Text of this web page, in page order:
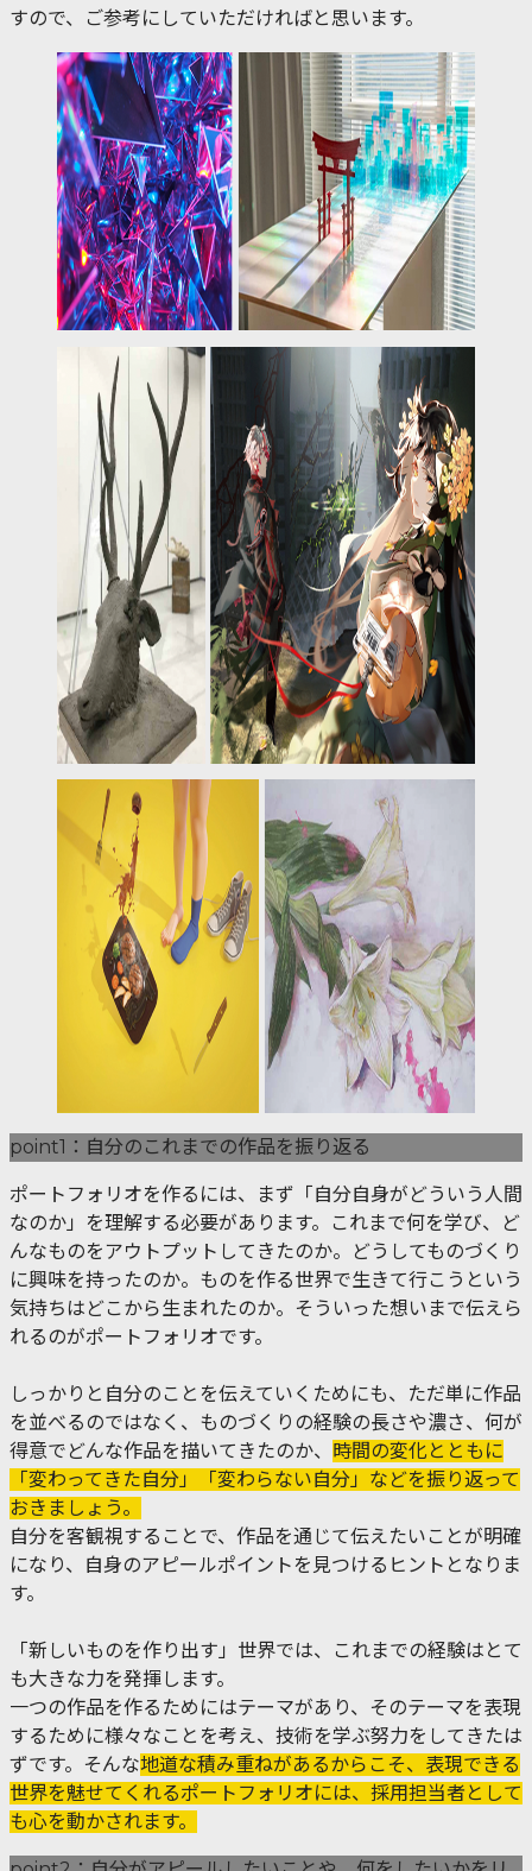
すので、ご参考にしていただければと思います。
point1：自分のこれまでの作品を振り返る
ポートフォリオを作るには、まず「自分自身がどういう人間
なのか」を理解する必要があります。これまで何を学び、ど
んなものをアウトプットしてきたのか。どうしてものづくり
に興味を持ったのか。ものを作る世界で生きて行こうという
気持ちはどこから生まれたのか。そういった想いまで伝えら
れるのがポートフォリオです。
しっかりと自分のことを伝えていくためにも、ただ単に作品
を並べるのではなく、ものづくりの経験の長さや濃さ、何が
得意でどんな作品を描いてきたのか、 時間の変化とともに
「変わってきた自分」「変わらない自分」などを振り返って
おきましょう。
自分を客観視することで、作品を通じて伝えたいことが明確
になり、自身のアピールポイントを見つけるヒントとなりま
す。
「新しいものを作り出す」世界では、これまでの経験はとて
も大きな力を発揮します。
一つの作品を作るためにはテーマがあり、そのテーマを表現
するために様々なことを考え、技術を学ぶ努力をしてきたは
ずです。そんな地道な積み重ねがあるからこそ、表現できる
世界を魅せてくれるポートフォリオには、採用担当者として
も心を動かされます。